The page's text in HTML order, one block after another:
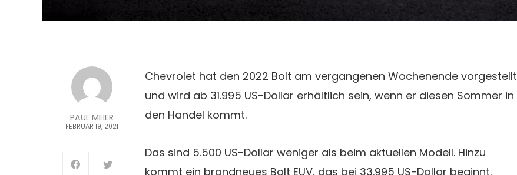
PAUL MEIER
FEBRUAR 19, 2021
Chevrolet hat den 2022 Bolt am vergangenen Wochenende vorgestellt
und wird ab 31.995 US-Dollar erhältlich sein, wenn er diesen Sommer in
den Handel kommt.
Das sind 5.500 US-Dollar weniger als beim aktuellen Modell. Hinzu
kommt ein brandneues Bolt EUV, das bei 33.995 US-Dollar beginnt.